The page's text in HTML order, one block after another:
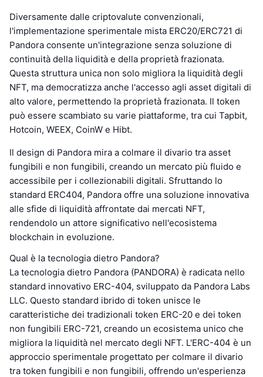
Diversamente dalle criptovalute convenzionali,
l'implementazione sperimentale mista ERC20/ERC721 di
Pandora consente un'integrazione senza soluzione di
continuità della liquidità e della proprietà frazionata.
Questa struttura unica non solo migliora la liquidità degli
NFT, ma democratizza anche l'accesso agli asset digitali di
alto valore, permettendo la proprietà frazionata. Il token
può essere scambiato su varie piattaforme, tra cui Tapbit,
Hotcoin, WEEX, CoinW e Hibt.
Il design di Pandora mira a colmare il divario tra asset
fungibili e non fungibili, creando un mercato più fluido e
accessibile per i collezionabili digitali. Sfruttando lo
standard ERC404, Pandora offre una soluzione innovativa
alle sfide di liquidità affrontate dai mercati NFT,
rendendolo un attore significativo nell'ecosistema
blockchain in evoluzione.
Qual è la tecnologia dietro Pandora?
La tecnologia dietro Pandora (PANDORA) è radicata nello
standard innovativo ERC-404, sviluppato da Pandora Labs
LLC. Questo standard ibrido di token unisce le
caratteristiche dei tradizionali token ERC-20 e dei token
non fungibili ERC-721, creando un ecosistema unico che
migliora la liquidità nel mercato degli NFT. L'ERC-404 è un
approccio sperimentale progettato per colmare il divario
tra token fungibili e non fungibili, offrendo un'esperienza